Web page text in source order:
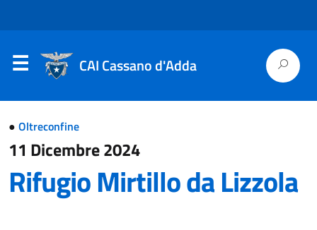
CAI Cassano d'Adda
● Oltreconfine
11 Dicembre 2024
Rifugio Mirtillo da Lizzola